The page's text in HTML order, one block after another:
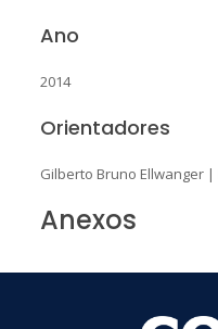
Ano
2014
Orientadores
Gilberto Bruno Ellwanger|
Anexos